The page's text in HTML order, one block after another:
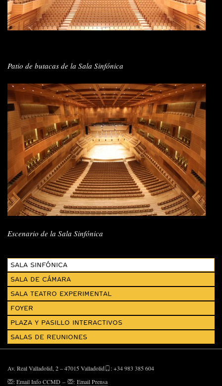
Patio de butacas de la Sala Sinfónica
Escenario de la Sala Sinfónica
SALA SINFÓNICA
SALA DE CÁMARA
SALA TEATRO EXPERIMENTAL
FOYER
PLAZA Y PASILLO INTERACTIVOS
SALAS DE REUNIONES
Av. Real Valladolid, 2 – 47015 Valladolid
: +34 983 385 604
:Email Info CCMD – : Email Prensa